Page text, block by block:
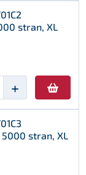
stran, XL
+
5000 stran, XL